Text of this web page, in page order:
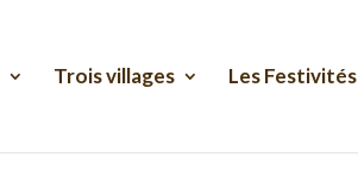
Trois villages Les Festivités